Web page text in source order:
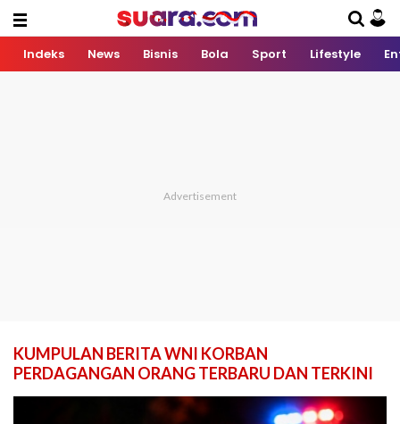
Indeks News Bisnis Bola Sport Lifestyle
KUMPULAN BERITA WNI KORBAN
PERDAGANGAN ORANG TERBARU DAN TERKINI